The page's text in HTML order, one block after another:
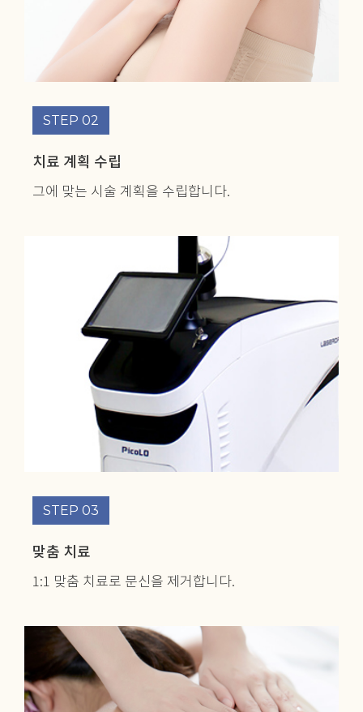
STEP 02
치료 계획 수립
그에 맞는 시술 계획을 수립합니다.
STEP 03
맞춤 치료
1:1 맞춤 치료로 문신을 제거합니다.